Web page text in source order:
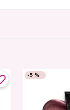
-5 %